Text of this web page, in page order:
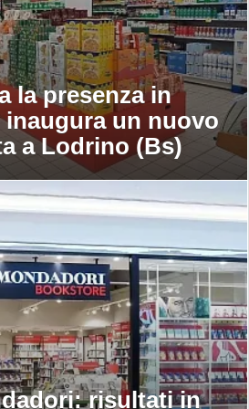
la presenza in
inaugura un nuovo
a Lodrino (Bs)
risultati in